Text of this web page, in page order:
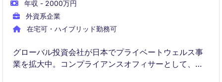
年収 - 2000万円
外資系企業
在宅可・ハイブリッド勤務可
グローバル投資会社が日本でプライベートウェルス事
業を拡大中。コンプライアンスオフィサーとして、マ